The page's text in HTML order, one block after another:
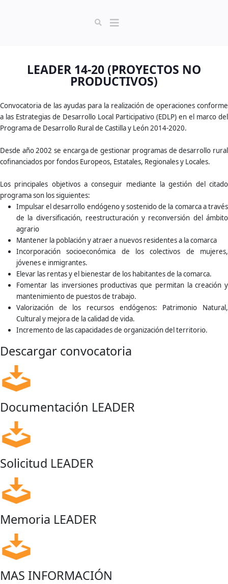
LEADER 14-20 (PROYECTOS NO
PRODUCTIVOS)
Convocatoria de las ayudas para la realización de operaciones conforme
a las Estrategias de Desarrollo Local Participativo (EDLP) en el marco del
Programa de Desarrollo Rural de Castilla y León 2014-2020.
Desde año 2002 se encarga de gestionar programas de desarrollo rural
cofinanciados por fondos Europeos, Estatales, Regionales y Locales.
Los principales objetivos a conseguir mediante la gestión del citado
programa son los siguientes:
Impulsar el desarrollo endógeno y sostenido de la comarca a través
de la diversificación, reestructuración y reconversión del ámbito
agrario
Mantener la población y atraer a nuevos residentes a la comarca
Incorporación socioeconómica de los colectivos de mujeres,
jóvenes e inmigrantes.
Elevar las rentas y el bienestar de los habitantes de la comarca.
Fomentar las inversiones productivas que permitan la creación y
mantenimiento de puestos de trabajo.
Valorización de los recursos endógenos: Patrimonio Natural,
Cultural y mejora de la calidad de vida.
Incremento de las capacidades de organización del territorio.
Descargar convocatoria
Documentación LEADER
Solicitud LEADER
Memoria LEADER
MAS INFORMACIÓN